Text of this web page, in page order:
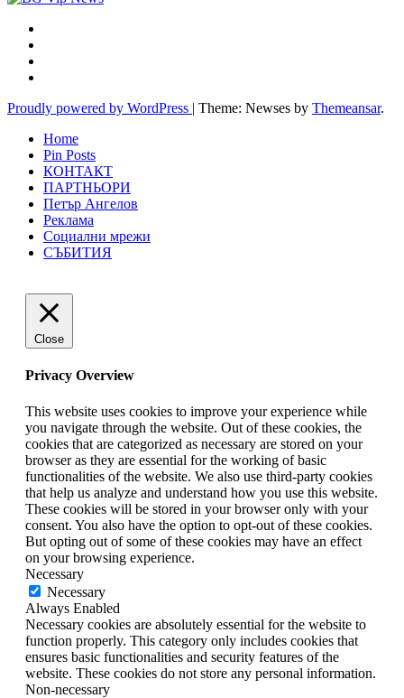
Proudly powered by WordPress | Theme: Newses by Themeansar.
Home
Pin Posts
КОНТАКТ
ПАРТНЬОРИ
Петър Ангелов
Реклама
Социални мрежи
СЪБИТИЯ
Close
Privacy Overview
This website uses cookies to improve your experience while
you navigate through the website. Out of these cookies, the
cookies that are categorized as necessary are stored on your
browser as they are essential for the working of basic
functionalities of the website. We also use third-party cookies
that help us analyze and understand how you use this website.
These cookies will be stored in your browser only with your
consent. You also have the option to opt-out of these cookies.
But opting out of some of these cookies may have an effect
on your browsing experience.
Necessary
Necessary
Always Enabled
Necessary cookies are absolutely essential for the website to
function properly. This category only includes cookies that
ensures basic functionalities and security features of the
website. These cookies do not store any personal information.
Non-necessary